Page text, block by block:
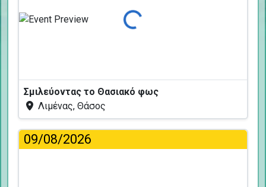
Φόρτωση...
Σμιλεύοντας το Θασιακό φως
Λιμένας, Θάσος
09/08/2026